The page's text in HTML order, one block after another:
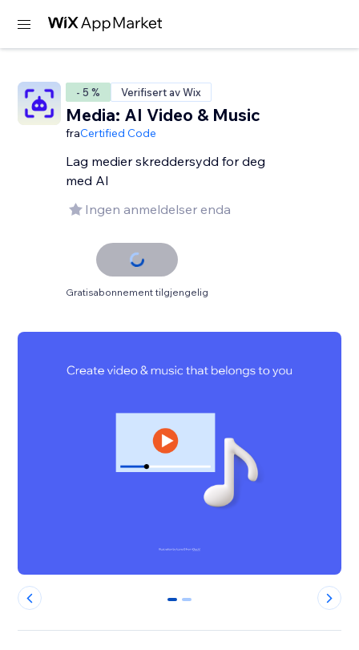
- 5 % Verifisert av Wix
Media: AI Video & Music
fraCertified Code
Lag medier skreddersydd for deg
med AI
Ingen anmeldelser enda
Gratisabonnement tilgjengelig
0 1